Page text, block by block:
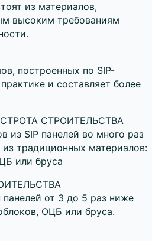
из материалов,
высоким требованиям
построенных по SIP-
и составляет более
СТРОИТЕЛЬСТВА
из SIP панелей во много раз
традиционных материалов:
или бруса
от 3 до 5 раз ниже
ОЦБ или бруса.